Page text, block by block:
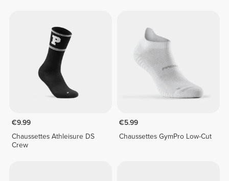
€9.99
Chaussettes Athleisure DS
Crew
€5.99
Chaussettes GymPro Low-Cut